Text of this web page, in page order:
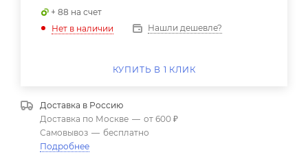
+ 88 на счет
Нет в наличии
Нашли дешевле?
КУПИТЬ В 1 КЛИК
Доставка в Россию
Доставка по Москве — от 600 ₽
Самовывоз — бесплатно
Подробнее